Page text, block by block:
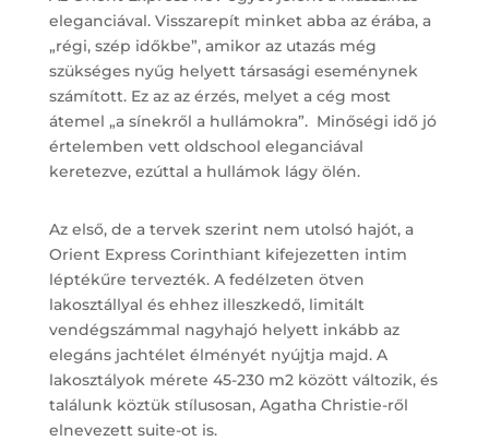
eleganciával. Visszarepít minket abba az érába, a
„régi, szép időkbe”, amikor az utazás még
szükséges nyűg helyett társasági eseménynek
számított. Ez az az érzés, melyet a cég most
átemel „a sínekről a hullámokra”. Minőségi idő jó
értelemben vett oldschool eleganciával
keretezve, ezúttal a hullámok lágy ölén.
Az első, de a tervek szerint nem utolsó hajót, a
Orient Express Corinthiant kifejezetten intim
léptékűre tervezték. A fedélzeten ötven
lakosztállyal és ehhez illeszkedő, limitált
vendégszámmal nagyhajó helyett inkább az
elegáns jachtélet élményét nyújtja majd. A
lakosztályok mérete 45-230 m2 között változik, és
találunk köztük stílusosan, Agatha Christie-ről
elnevezett suite-ot is.